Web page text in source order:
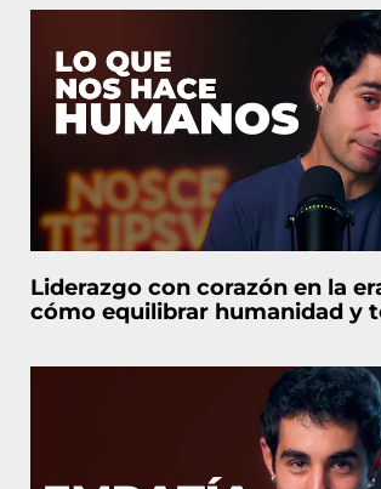
Liderazgo con corazón en la
cómo equilibrar humanidad y